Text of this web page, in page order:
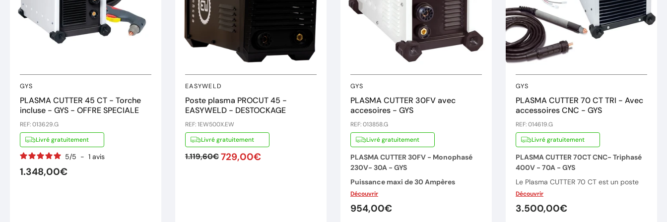
Garantie de 2 ans
GYS
PLASMA CUTTER 45 CT - Torche
incluse - GYS - OFFRE SPECIALE
REF: 013629.G
Livré gratuitement
5/5 - 1 avis
1.348,00€
EASYWELD
Poste plasma PROCUT 45 -
EASYWELD - DESTOCKAGE
REF: 1EW500X.EW
Livré gratuitement
1.119,60€ 729,00€
GYS
PLASMA CUTTER 30FV avec
accesoires - GYS
REF: 013858.G
Livré gratuitement
PLASMA CUTTER 30FV - Monophasé
230V- 30A - GYS
Puissance maxi de 30 Ampères
Idéal maintenance, travaux de
carrosserie, artisans.
Découvrir
954,00€
GYS
PLASMA CUTTER 70 CT TRI - Avec
accessoires CNC - GYS
REF: 014619.G
Livré gratuitement
PLASMA CUTTER 70CT CNC- Triphasé
400V - 70A - GYS
Le Plasma CUTTER 70 CT est un poste
de découpe triphasé robuste avec un
facteur de marche de 60% @ 70A.
Découvrir
3.500,00€